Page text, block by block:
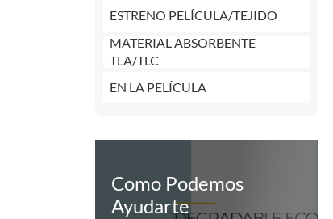
ESTRENO PELÍCULA/TEJIDO
MATERIAL ABSORBENTE
TLA/TLC
EN LA PELÍCULA
Como Podemos
Ayudarte